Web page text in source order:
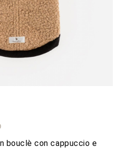
bouclè con cappuccio e